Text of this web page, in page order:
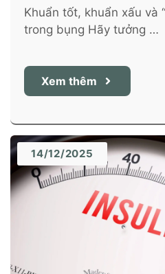
Khuẩn tốt, khuẩn xấu và
trong bụng Hãy tưởng …
Xem thêm
14/12/2025